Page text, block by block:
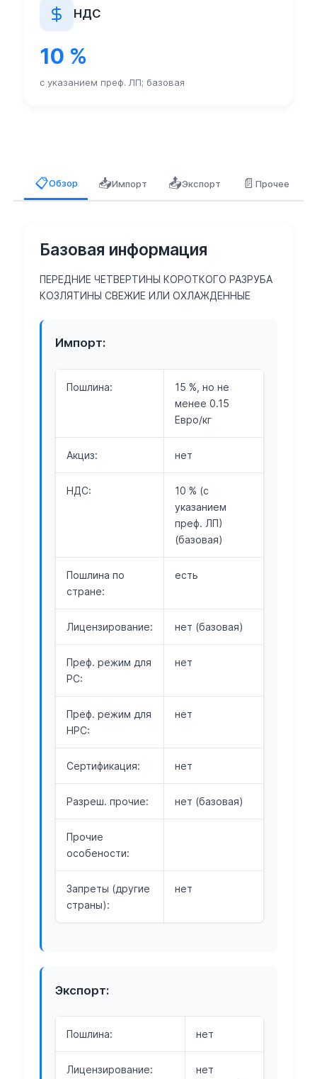
НДС
10 %
с указанием преф. ЛП; базовая
📋Обзор 📥Импорт 📤Экспорт 📄Прочее
Базовая информация
ПЕРЕДНИЕ ЧЕТВЕРТИНЫ КОРОТКОГО РАЗРУБА
КОЗЛЯТИНЫ СВЕЖИЕ ИЛИ ОХЛАЖДЕННЫЕ
Импорт:
Пошлина:
15 %, но не
менее 0.15
Евро/кг
Акциз: нет
НДС:
10 % (с
указанием
преф. ЛП)
(базовая)
Пошлина по
стране:
есть
Лицензирование: нет (базовая)
Преф. режим для
РС:
нет
Преф. режим для
НРС:
нет
Сертификация: нет
Разреш. прочие: нет (базовая)
Прочие
особености:
Запреты (другие
страны):
нет
Экспорт:
Пошлина: нет
Лицензирование:
нет